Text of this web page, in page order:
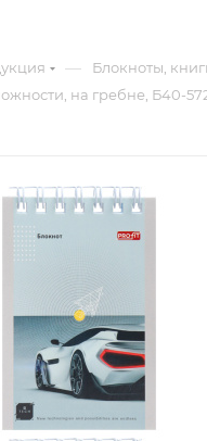
— Блокноты,
на гребне, Б40-